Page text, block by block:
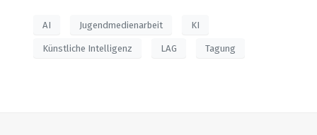
AI Jugendmedienarbeit KI
Künstliche Intelligenz LAG Tagung